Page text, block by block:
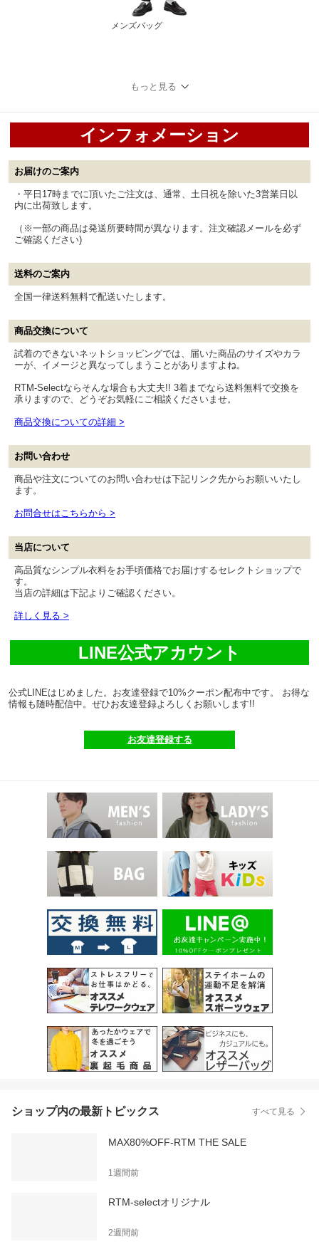
メンズバッグ
もっと見る
インフォメーション
お届けのご案内
・平日17時までに頂いたご注文は、通常、土日祝を除いた3営業日以
内に出荷致します。
（※一部の商品は発送所要時間が異なります。注文確認メールを必ず
ご確認ください)
送料のご案内
全国一律送料無料で配送いたします。
商品交換について
試着のできないネットショッピングでは、届いた商品のサイズやカラ
ーが、イメージと異なってしまうことがありますよね。
RTM-Selectならそんな場合も大丈夫!! 3着までなら送料無料で交換を
承りますので、どうぞお気軽にご相談くださいませ。
商品交換についての詳細 >
お問い合わせ
商品や注文についてのお問い合わせは下記リンク先からお願いいたし
ます。
お問合せはこちらから >
当店について
高品質なシンプル衣料をお手頃価格でお届けするセレクトショップで
す。
当店の詳細は下記よりご確認ください。
詳しく見る >
LINE公式アカウント
公式LINEはじめました。お友達登録で10%クーポン配布中です。 お得な
情報も随時配信中。ぜひお友達登録よろしくお願いします!!
お友達登録する
ショップ内の最新トピックス すべて見る
MAX80%OFF-RTM THE SALE
1週間前
RTM-selectオリジナル
2週間前